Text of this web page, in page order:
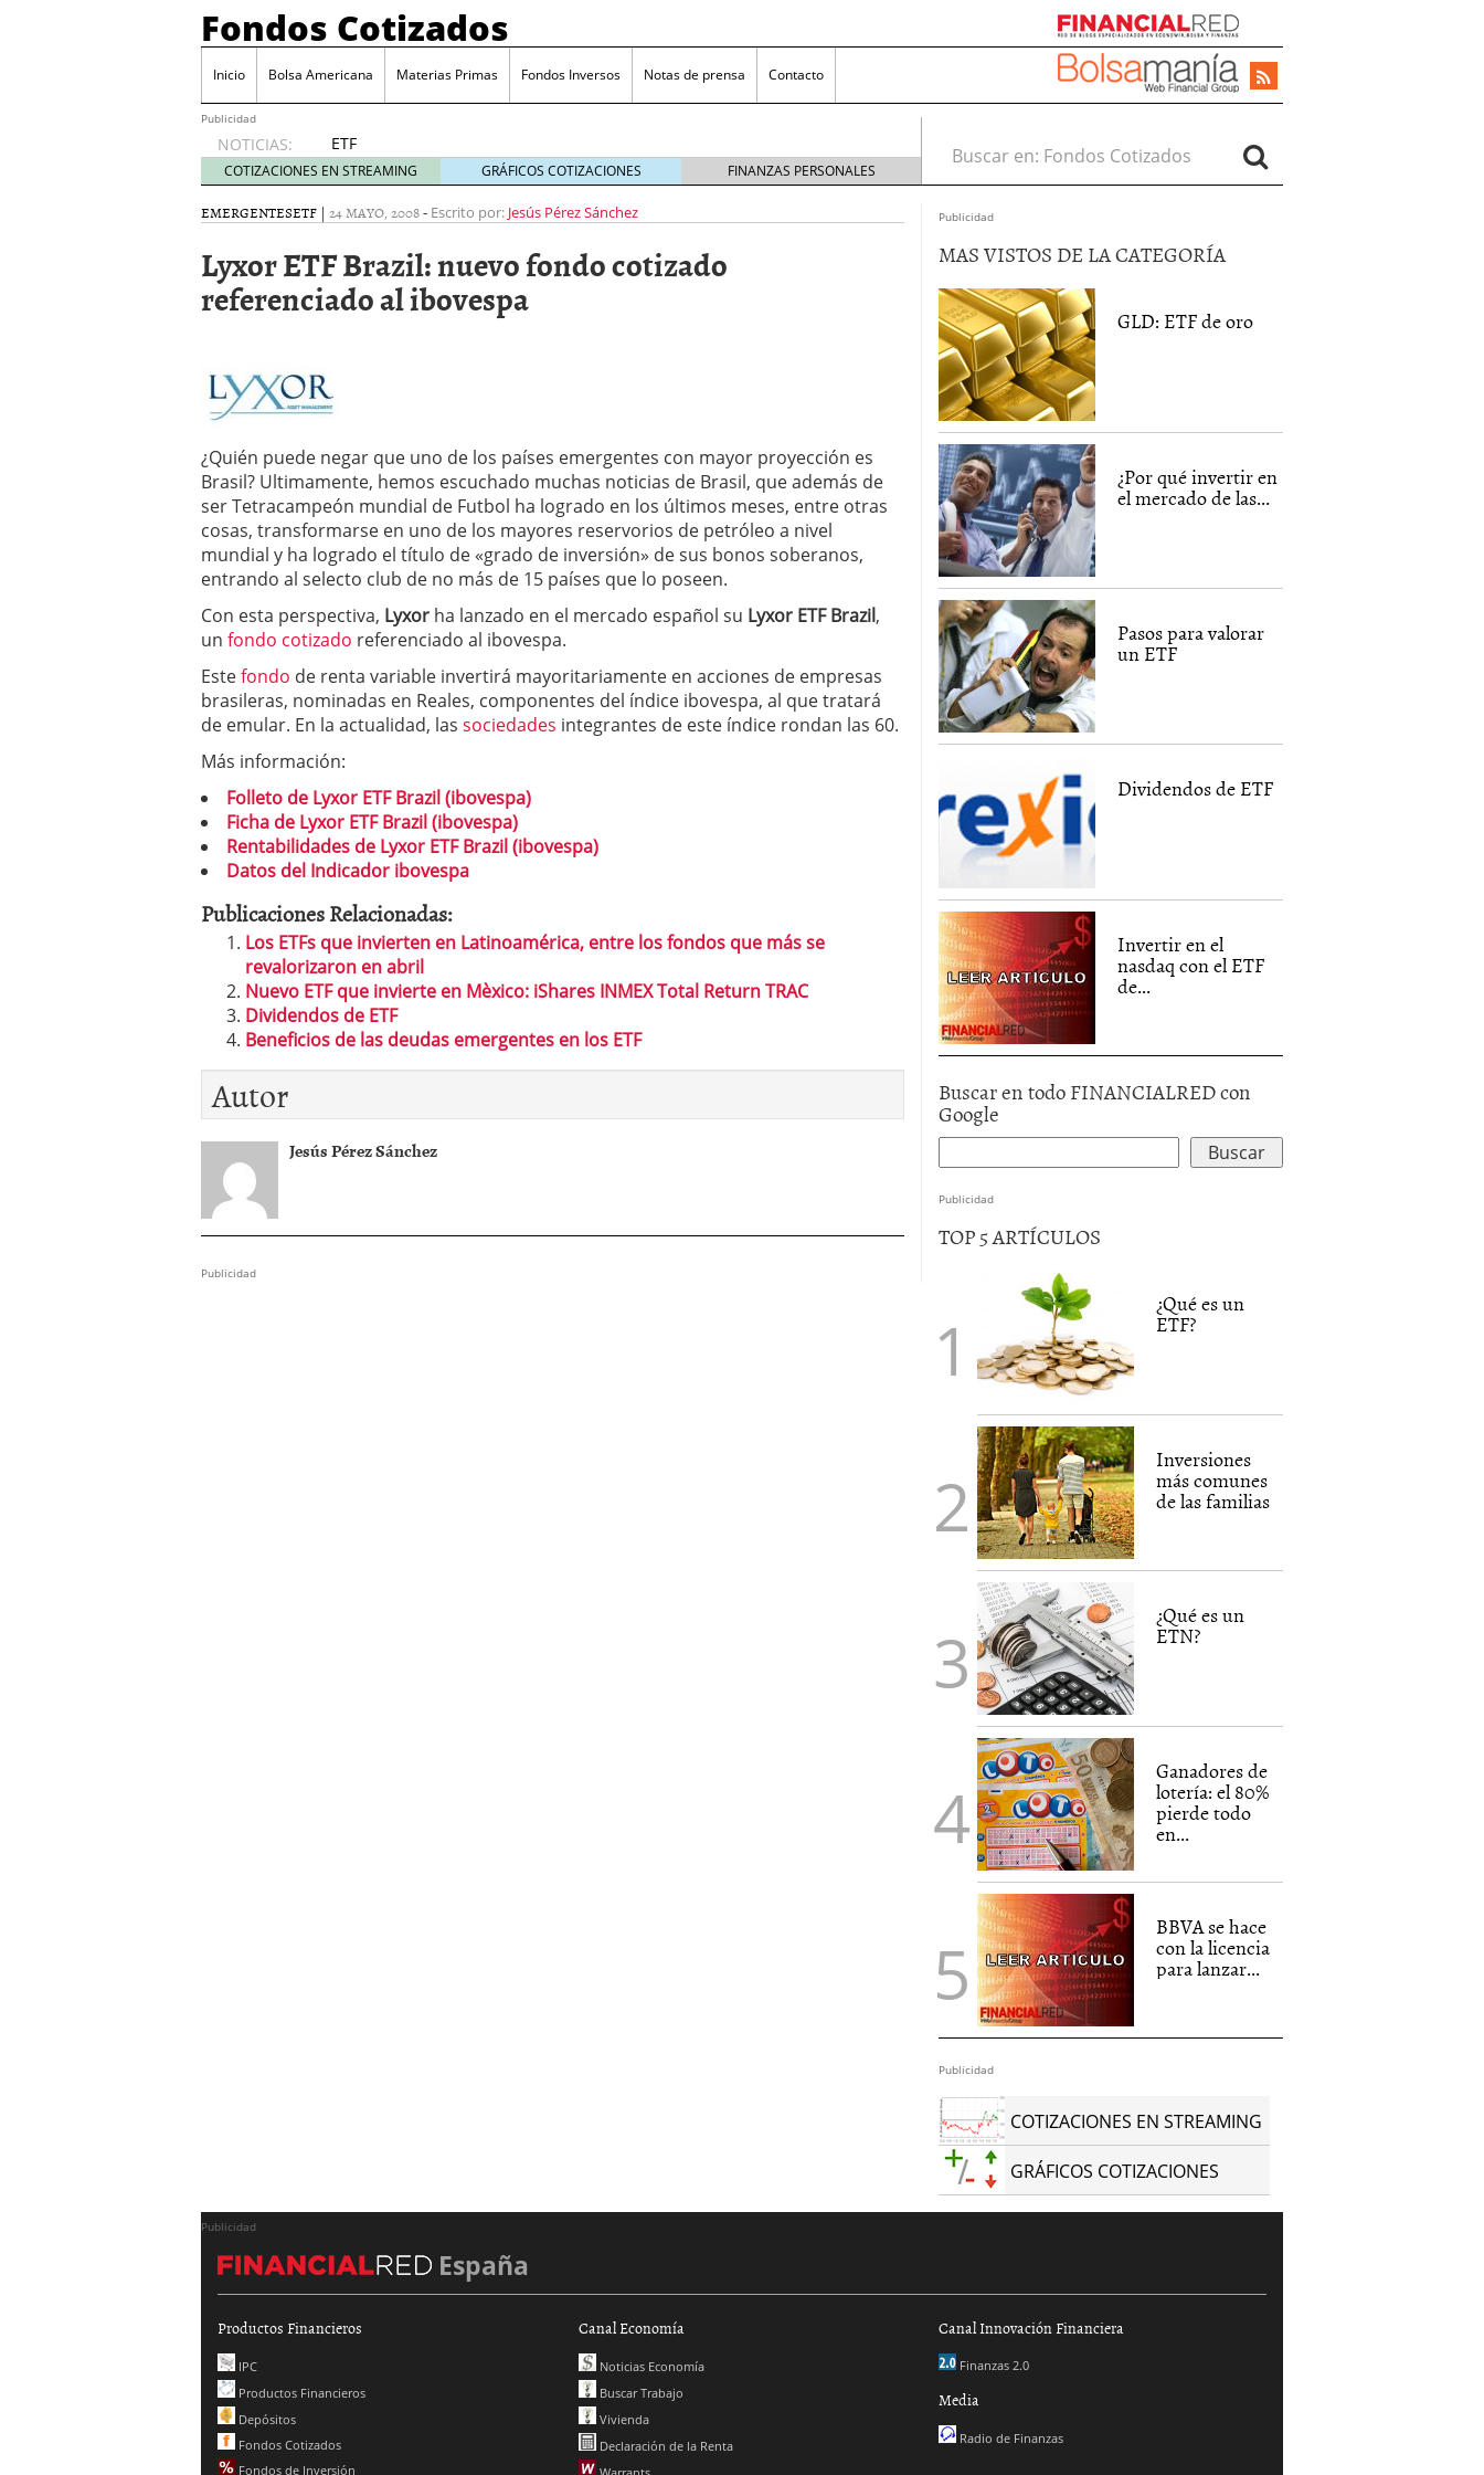
Fondos Cotizados
Inicio Bolsa Americana Materias Primas Fondos Inversos Notas de prensa Contacto
Publicidad
NOTICIAS:
ETF
activos:
el
producto
crece en
Europa y
que
español
28, 2026
ETF activos: el producto que más crece en Europa y que empieza a llegar al
inversor español
febrero 23, 2026
ETF de defensa, industriales y renta variable europea: las apuestas que
marcaron 2025 y siguen vivas en 2026
ETF o fondo indexado en España: la eterna pregunta tiene respuesta
(depende de ti) febrero 16, 2026
Enero de 2026 rompe todos los registros: 55.900 millones en un solo mes
febrero 8, 2026
COTIZACIONES EN STREAMING GRÁFICOS COTIZACIONES FINANZAS PERSONALES
Buscar en:
EMERGENTESETF | 24 MAYO, 2008- Escrito por: Jesús Pérez Sánchez
Lyxor ETF Brazil: nuevo fondo cotizado
referenciado al ibovespa
¿Quién puede negar que uno de los países emergentes con mayor proyección es
Brasil? Ultimamente, hemos escuchado muchas noticias de Brasil, que además de
ser Tetracampeón mundial de Futbol ha logrado en los últimos meses, entre otras
cosas, transformarse en uno de los mayores reservorios de petróleo a nivel
mundial y ha logrado el título de «grado de inversión» de sus bonos soberanos,
entrando al selecto club de no más de 15 países que lo poseen.
Con esta perspectiva, Lyxor ha lanzado en el mercado español su Lyxor ETF Brazil,
un fondo cotizado referenciado al ibovespa.
Estefondo de renta variable invertirá mayoritariamente en acciones de empresas
brasileras, nominadas en Reales, componentes del índice ibovespa, al que tratará
de emular. En la actualidad, las sociedades integrantes de este índice rondan las 60.
Más información:
Folleto de Lyxor ETF Brazil (ibovespa)
Ficha de Lyxor ETF Brazil (ibovespa)
Rentabilidades de Lyxor ETF Brazil (ibovespa)
Datos del Indicador ibovespa
Publicaciones Relacionadas:
Los ETFs que invierten en Latinoamérica, entre los fondos que más se
revalorizaron en abril
Nuevo ETF que invierte en Mèxico: iShares INMEX Total Return TRAC
Dividendos de ETF
Beneficios de las deudas emergentes en los ETF
Autor
Jesús Pérez Sánchez
Publicidad
Publicidad
MAS VISTOS DE LA CATEGORÍA
GLD: ETF de oro
¿Por qué invertir en
el mercado de las...
Pasos para valorar
un ETF
Dividendos de ETF
Invertir en el
nasdaq con el ETF
de...
Buscar en todo FINANCIALRED con
Google
Publicidad
TOP 5 ARTÍCULOS
¿Qué es un
ETF?
Inversiones
más comunes
de las familias
¿Qué es un
ETN?
Ganadores de
lotería: el 80%
pierde todo
en...
BBVA se hace
con la licencia
para lanzar...
Publicidad
COTIZACIONES EN STREAMING
GRÁFICOS COTIZACIONES
Publicidad
España
Productos Financieros
IPC
Productos Financieros
Depósitos
Fondos Cotizados
Fondos de Inversión
Canal Economía
Noticias Economía
Buscar Trabajo
Vivienda
Declaración de la Renta
Canal Innovación Financiera
Finanzas 2.0
Media
Radio de Finanzas